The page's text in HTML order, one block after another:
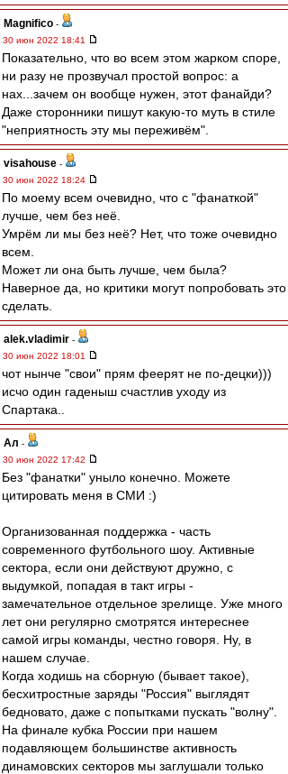
Magnifico -
30 июн 2022 18:41
Показательно, что во всем этом жарком споре,
ни разу не прозвучал простой вопрос: а
нах...зачем он вообще нужен, этот фанайди?
Даже сторонники пишут какую-то муть в стиле
"неприятность эту мы переживём".
visahouse -
30 июн 2022 18:24
По моему всем очевидно, что с "фанаткой"
лучше, чем без неё.
Умрём ли мы без неё? Нет, что тоже очевидно
всем.
Может ли она быть лучше, чем была?
Наверное да, но критики могут попробовать это
сделать.
alek.vladimir -
30 июн 2022 18:01
чот нынче "свои" прям феерят не по-децки)))
исчо один гаденыш счастлив уходу из
Спартака..
Ал -
30 июн 2022 17:42
Без "фанатки" уныло конечно. Можете
цитировать меня в СМИ :)
Организованная поддержка - часть
современного футбольного шоу. Активные
сектора, если они действуют дружно, с
выдумкой, попадая в такт игры -
замечательное отдельное зрелище. Уже много
лет они регулярно смотрятся интереснее
самой игры команды, честно говоря. Ну, в
нашем случае.
Когда ходишь на сборную (бывает такое),
бесхитростные заряды "Россия" выглядят
бедновато, даже с попытками пускать "волну".
На финале кубка России при нашем
подавляющем большинстве активность
динамовских секторов мы заглушали только